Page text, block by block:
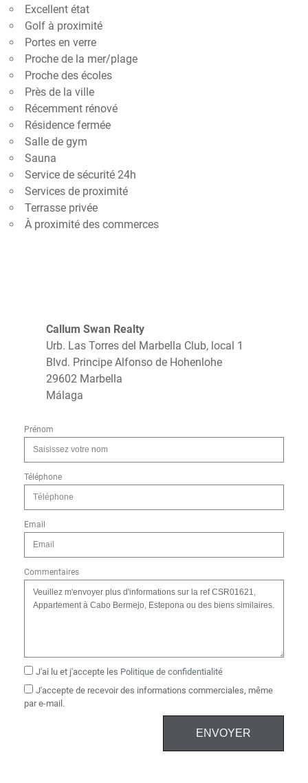
Excellent état
Golf à proximité
Portes en verre
Proche de la mer/plage
Proche des écoles
Près de la ville
Récemment rénové
Résidence fermée
Salle de gym
Sauna
Service de sécurité 24h
Services de proximité
Terrasse privée
À proximité des commerces
Callum Swan Realty
Urb. Las Torres del Marbella Club, local 1
Blvd. Principe Alfonso de Hohenlohe
29602 Marbella
Málaga
Prénom
Téléphone
Email
Commentaires
J'ai lu et j'accepte les Politique de confidentialité
J'accepte de recevoir des informations commerciales, même
par e-mail.
ENVOYER